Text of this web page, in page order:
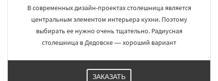
В современных дизайн-проектах столешница является
центральным элементом интерьера кухни. Поэтому
выбирать ее нужно очень тщательно. Радиусная
столешница в Дедовске — хороший вариант
ЗАКАЗАТЬ